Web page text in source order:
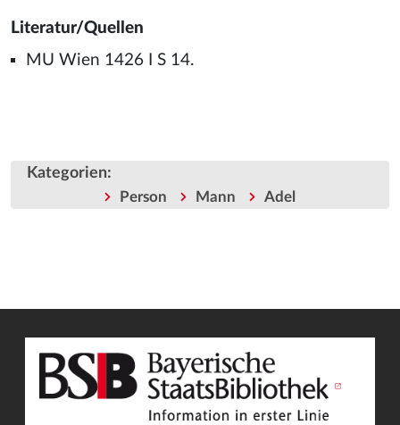
Literatur/Quellen
MU Wien 1426 I S 14.
Kategorien:
Person Mann Adel